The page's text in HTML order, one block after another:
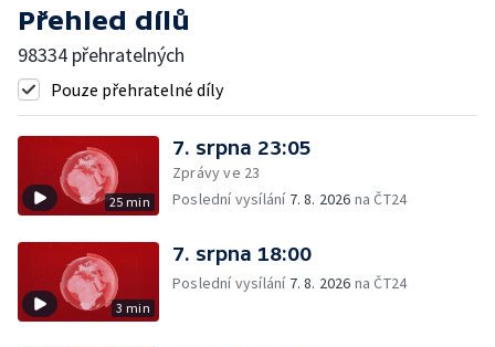
Přehled dílů
98334 přehratelných
Pouze přehratelné díly
25 min
7. srpna 23:05
Zprávy ve 23
Poslední vysílání 7. 8. 2026 na ČT24
3 min
7. srpna 18:00
Poslední vysílání 7. 8. 2026 na ČT24